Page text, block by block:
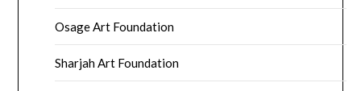
Osage Art Foundation
Sharjah Art Foundation